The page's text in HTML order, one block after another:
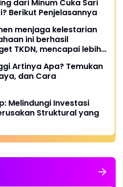
dari Minum Cuka Sari
Berikut Penjelasannya
menjaga kelestarian
ini berhasil
TKDN, mencapai lebih
Artinya Apa? Temukan
dan Cara
Melindungi Investasi
Struktural yang